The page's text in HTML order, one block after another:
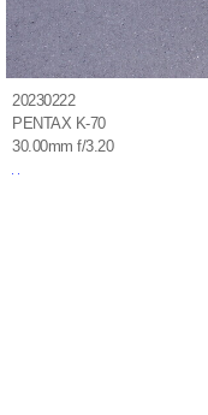
20230222
PENTAX K-70
30.00mm f/3.20